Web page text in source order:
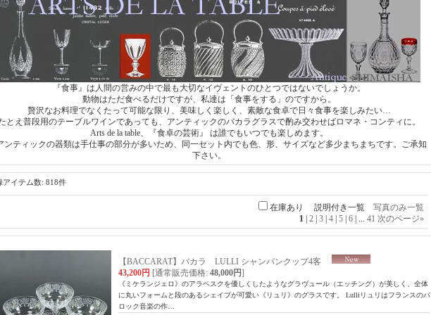
『食事』は人間の営みの中で最も大切なイヴェントのひとつではないでしょうか。
動物はただ食べるだけですが、私達は「食事をする」のですから。
贅沢なお料理でなくたって可能な限り、美味しく楽しく、素敵な食卓で日々食事を楽しみたい…
とえ普段用のテーブルワインであっても、アンティックのバカラグラスで酌み交わせばロマネ・コンティに。
Arts de la table、『食卓の芸術』 は誰でもいつでも楽しめます。
ンティックの器類は手仕事の部分が多いため、同一セット内でも色、形、サイズなど多少まちまちです。ご承知
下さい。
アイテム数: 818件
在庫あり 説明付き一覧 写真のみ一覧
1 2 3 4 5 6 ... 41 次のページ»
【BACCARAT】バカラ LULLI シャンパンクップ4客
43,200円 [通常販売価格: 48,000円]
《ミケランジェロ》のアラベスクを優しくしたようなグラヴュール（エッチング）が美しく、全体
に丸いフォームと段のあるシェイプが可愛い《リュリ》のグラスです。 Lulliリュリはフランスのバ
ロック音楽の作…